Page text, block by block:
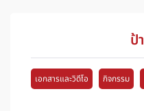
โพสต์เมื่อวันที่25 พฤษภาคม 2026